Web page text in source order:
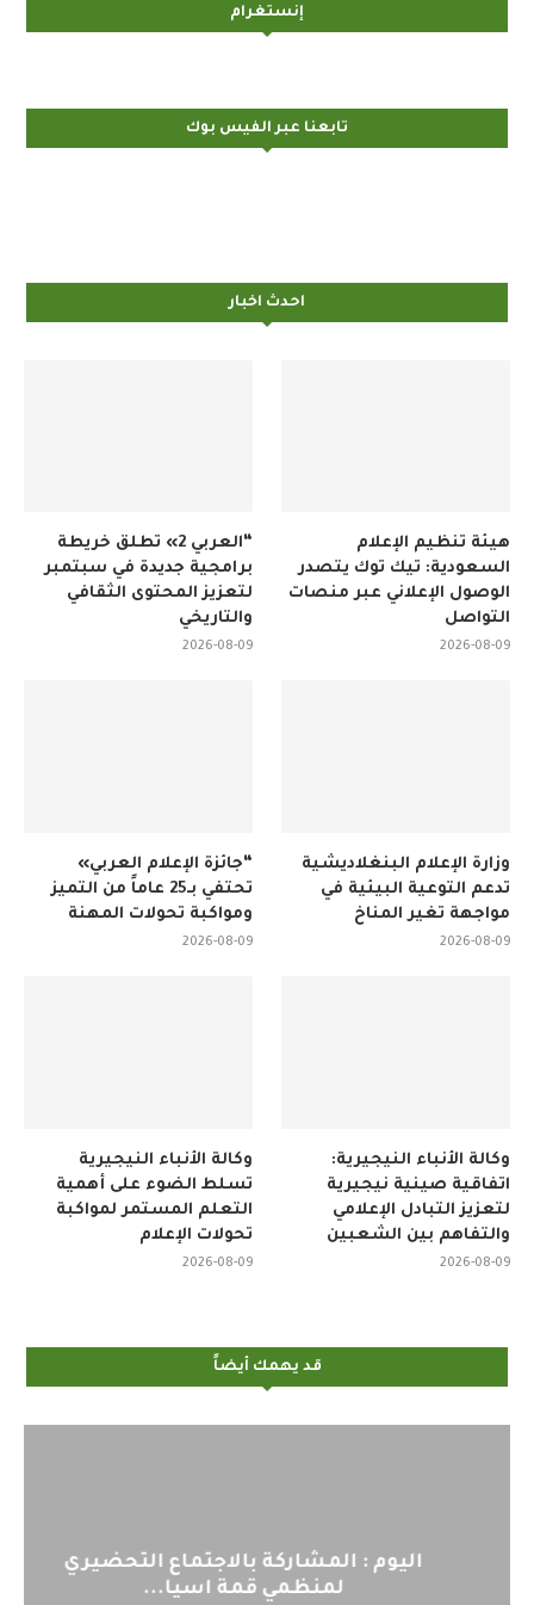
إنستغرام
تابعنا عبر الفيس بوك
احدث اخبار
“العربي 2» تطلق خريطة
برامجية جديدة في سبتمبر
لتعزيز المحتوى الثقافي
والتاريخي
2026-08-09
هيئة تنظيم الإعلام
السعودية: تيك توك يتصدر
الوصول الإعلاني عبر منصات
التواصل
2026-08-09
“جائزة الإعلام العربي»
تحتفي بـ25 عاماً من التميز
ومواكبة تحولات المهنة
2026-08-09
وزارة الإعلام البنغلاديشية
تدعم التوعية البيئية في
مواجهة تغير المناخ
2026-08-09
وكالة الأنباء النيجيرية
تسلط الضوء على أهمية
التعلم المستمر لمواكبة
تحولات الإعلام
2026-08-09
وكالة الأنباء النيجيرية:
اتفاقية صينية نيجيرية
لتعزيز التبادل الإعلامي
والتفاهم بين الشعبين
2026-08-09
قد يهمك أيضاً
اليوم : المشاركة بالاجتماع التحضيري
لمنظمي قمة اسيا...